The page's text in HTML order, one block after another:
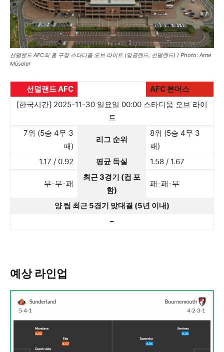
선덜랜드 AFC의 홈 구장 스타디움 오브 라이트 (잉글랜드, 선덜랜드) / Photo: Arne
Müseler
선덜랜드 AFC
AFC 본머스
[한국시간] 2025-11-30 일요일 00:00 스타디움 오브 라이
트
7위 (5승 4무 3
패)
리그 순위
8위 (5승 4무 3
패)
1.17 / 0.92
평균 득실 1.58 / 1.67
무-무-패
최근 3경기 (컵 포
함)
패-패-무
양 팀 최근 5경기 맞대결 (5년 이내)
–
예상 라인업